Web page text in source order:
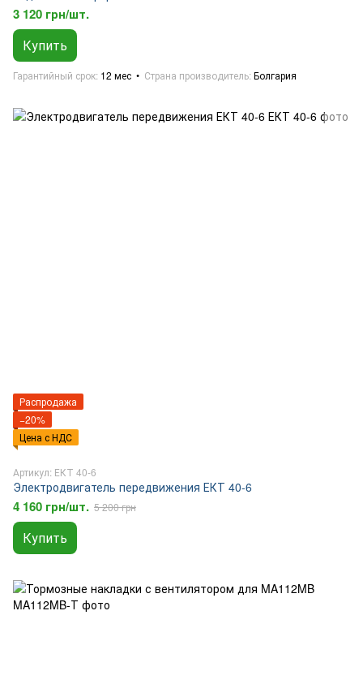
3 120 грн/шт.
Купить
Гарантийный срок 12 мес Страна производитель Болгария
Распродажа
−20%
Цена с НДС
Артикул: ЕКТ 40-6
Электродвигатель передвижения ЕКТ 40-6
4 160 грн/шт. 5 200 грн
Купить